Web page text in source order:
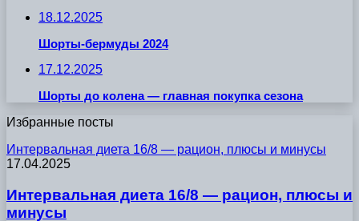
18.12.2025
Шорты-бермуды 2024
17.12.2025
Шорты до колена — главная покупка сезона
Избранные посты
Интервальная диета 16/8 — рацион, плюсы и минусы
17.04.2025
Интервальная диета 16/8 — рацион, плюсы и
минусы